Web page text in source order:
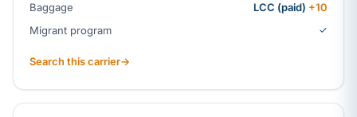
Baggage
LCC (paid) +10
Migrant program
✓
Search this carrier→